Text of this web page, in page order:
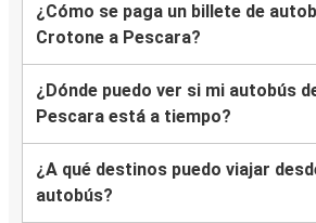
¿Cómo se paga un billete de
Crotone a Pescara?
¿Dónde puedo ver si mi autobús
Pescara está a tiempo?
¿A qué destinos puedo viajar
autobús?